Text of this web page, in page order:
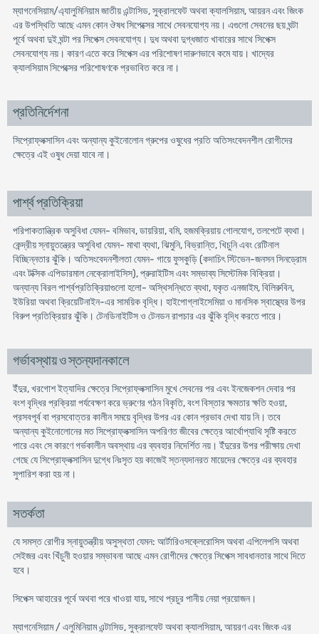
ম্যাগনেসিয়াম/এ্যালুমিনিয়াম জাতীয় এন্টাসিড, সুক্রালফেট অথবা ক্যালসিয়াম, আয়রন এবং জিংক
এর উপস্থিতি আছে এমন কোন ঔষধ সিপেক্সের সাথে সেবনযোগ্য নয়। এগুলো সেবনের ছয় ঘন্টা
পূর্বে অথবা দুই ঘন্টা পর সিপেক্স সেবনযোগ্য। দুধ অথবা দুগ্ধজাত খাবারের সাথে সিপেক্স
সেবনযোগ্য নয়। কারণ এতে করে সিপেক্স এর পরিশোষণ দারুণভাবে কমে যায়। খাদ্যের
ক্যালসিয়াম সিপেক্সের পরিশোষণকে প্রভাবিত করে না।
প্রতিনির্দেশনা
সিপ্রোফ্লক্সাসিন এবং অন্যান্য কুইনোলোন গ্রুপের ওষুধের প্রতি অতিসংবেদনশীল রোগীদের
ক্ষেত্রে এই ওষুধ দেয়া যাবে না।
পার্শ্ব প্রতিক্রিয়া
পরিপাকতান্ত্রিক অসুবিধা যেমন- বমিভাব, ডায়রিয়া, বমি, হজমক্রিয়ায় গোলযোগ, তলপেটে ব্যথা।
কেন্দ্রীয় স্নায়ুতন্ত্রের অসুবিধা যেমন- মাথা ব্যথা, ঝিমুনি, বিভ্রান্তি, খিচুনি এবং রেটিনাল
বিচ্ছিন্নতার ঝুঁকি। অতিসংবেদনশীলতা যেমন- গায়ে ফুসকুড়ি (কদাচিৎ স্টিভেন-জনসন সিনড্রোম
এবং টক্সিক এপিডারমাল নেক্রোলাইসিস), প্রুরাইটিস এবং সম্ভাব্য সিস্টেমিক বিক্রিয়া।
অন্যান্য বিরল পার্শ্বপ্রতিক্রিয়াগুলো হলো- অস্থিসন্ধিতে ব্যথা, যকৃত এনজাইম, বিলিরুবিন,
ইউরিয়া অথবা ক্রিয়েটিনাইন-এর সাময়িক বৃদ্ধি। হাইপোগ্লাইসেমিয়া ও মানসিক স্বাস্থ্যের উপর
বিরুপ প্রতিক্রিয়ার ঝুঁকি। টেনডিনাইটিস ও টেনডন রাপচার এর ঝুঁকি বৃদ্ধি করতে পারে।
গর্ভাবস্থায় ও স্তন্যদানকালে
ইঁদুর, খরগোশ ইত্যাদির ক্ষেত্রে সিপ্রোফ্লক্সাসিন মুখে সেবনের পর এবং ইনজেকশন দেবার পর
বংশ বৃদ্ধির প্রক্রিয়া পর্যবেক্ষণ করে ভ্রুণের গঠন বিকৃতি, বংশ বিস্তার ক্ষমতার ক্ষতি হওয়া,
প্রসবপূর্ব বা প্রসবোত্তর কালীন সময়ে বৃদ্ধির উপর এর কোন প্রভাব দেখা যায় নি। তবে
অন্যান্য কুইনোলোনের মত সিপ্রোফ্লক্সাসিন অপরিণত জীবের ক্ষেত্রে আর্থোপ্যাথি সৃষ্টি করতে
পারে এবং সে কারণে গর্ভকালীন অবস্থায় এর ব্যবহার নিদের্শিত নয়। ইঁদুরের উপর পরীক্ষায় দেখা
গেছে যে সিপ্রোফ্লক্সাসিন দুগ্ধে নিঃসৃত হয় কাজেই স্তন্যদানরত মায়েদের ক্ষেত্রে এর ব্যবহার
সুপারিশ করা হয় না।
সতর্কতা
যে সমস্ত রোগীর স্নায়ুতন্ত্রীয় অসুস্থতা যেমন: আর্টারিওসক্লেরোসিস অথবা এপিলেপসি অথবা
সেইজর এবং খিঁচুনী হওয়ার সম্ভাবনা আছে এমন রোগীদের ক্ষেত্রে সিপেক্স সাবধানতার সাথে দিতে
হবে।
সিপেক্স আহারের পূর্বে অথবা পরে খাওয়া যায়, সাথে প্রচুর পানীয় নেয়া প্রয়োজন।
ম্যাগনেসিয়াম / এলুমিনিয়াম এন্টাসিড, সুক্রালফেট অথবা ক্যালসিয়াম, আয়রণ এবং জিংক এর